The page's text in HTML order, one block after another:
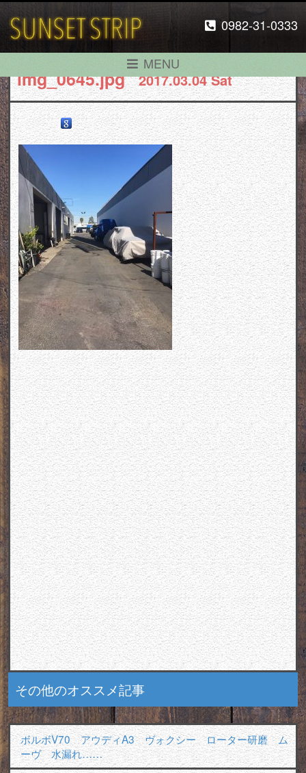
0982-31-0333
MENU
img_0645.jpg 2017.03.04 Sat
その他のオススメ記事
ボルボV70 アウディA3 ヴォクシー ローター研磨 ム
ーヴ 水漏れ……